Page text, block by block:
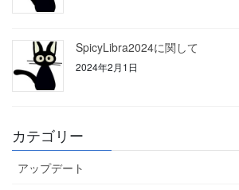
SpicyLibra2024に関して
2024年2月1日
カテゴリー
アップデート